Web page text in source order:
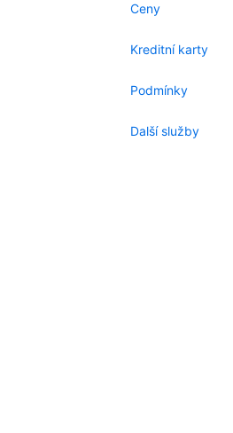
Ceny
Kreditní karty
Podmínky
Další služby